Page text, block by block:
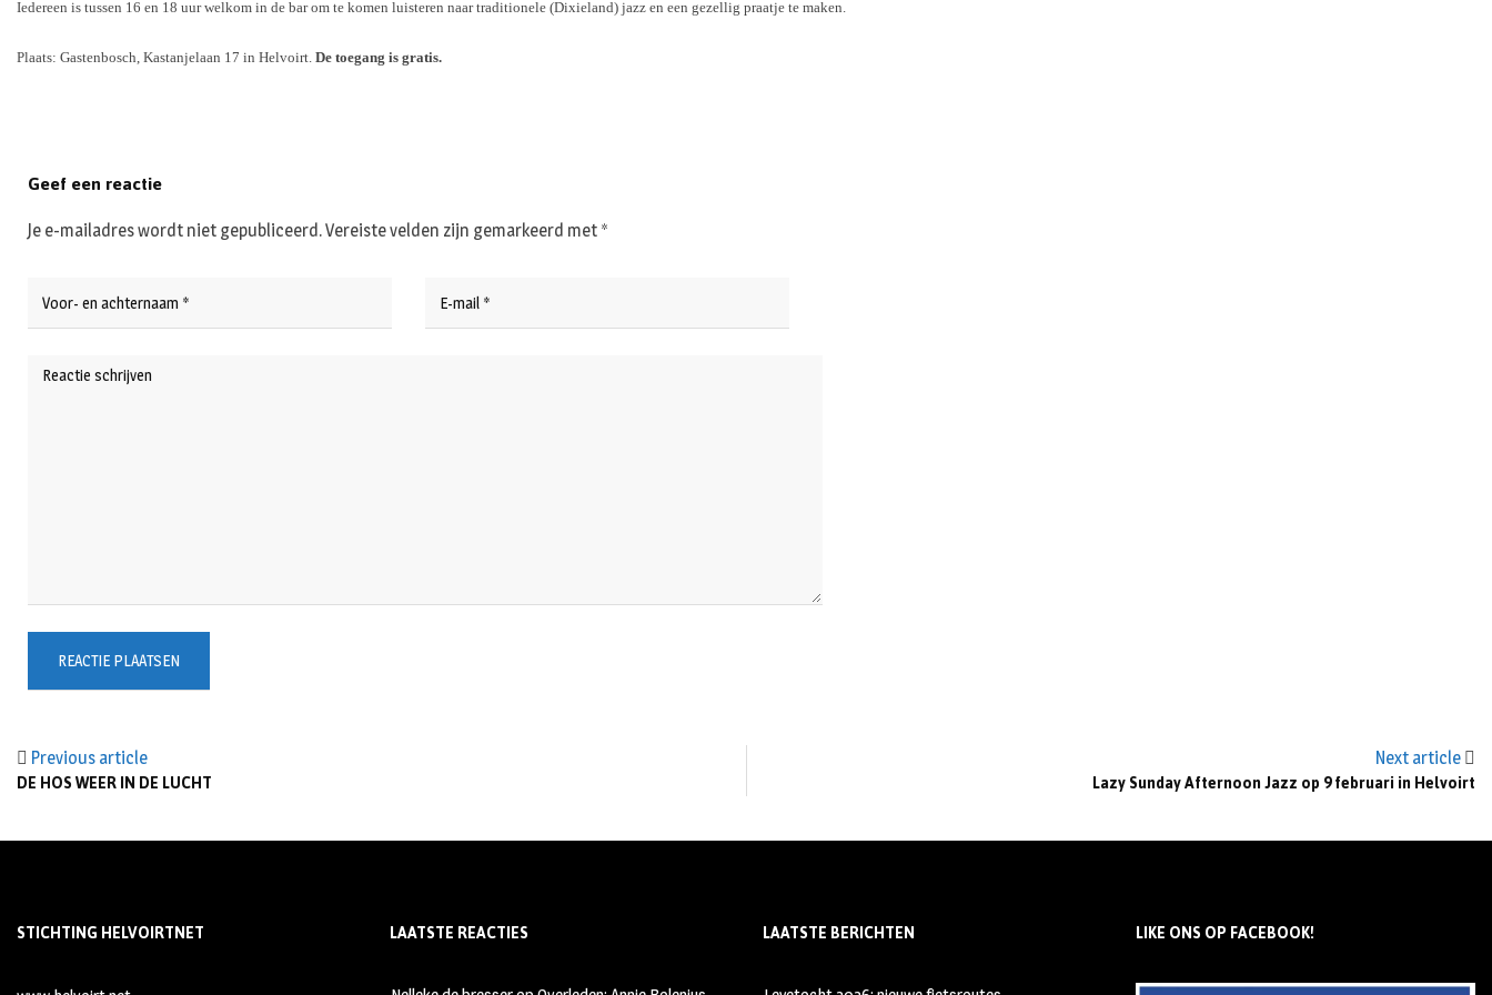
Iedereen is tussen 16 en 18 uur welkom in de bar om te komen luisteren naar traditionele (Dixieland) jazz en een gezellig praatje te maken.
Plaats: Gastenbosch, Kastanjelaan 17 in Helvoirt. De toegang is gratis.
Previous article
DE HOS WEER IN DE LUCHT
Next article
Lazy Sunday Afternoon Jazz op 9 februari in Helvoirt
Geef een reactie
Je e-mailadres wordt niet gepubliceerd.Vereiste velden zijn gemarkeerd met *
STICHTING HELVOIRTNET LAATSTE REACTIES LAATSTE BERICHTEN LIKE ONS OP FACEBOOK!